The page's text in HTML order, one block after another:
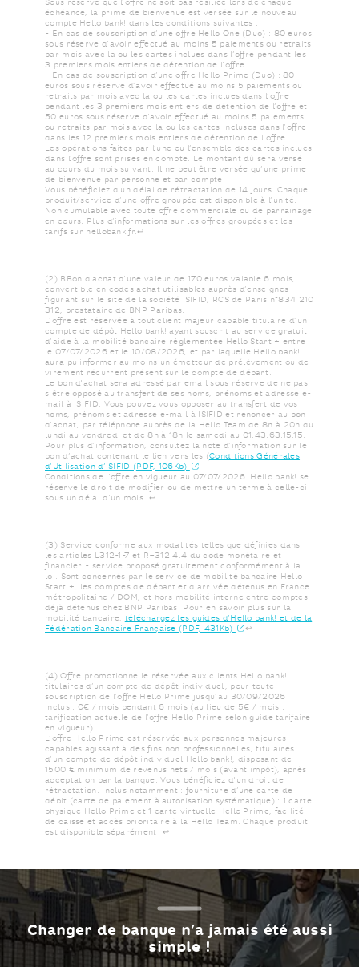
échéance, la prime de bienvenue est versée sur le nouveau
compte Hello bank! dans les conditions suivantes :​​
- En cas de souscription d’une offre Hello One (Duo) : 80 euros
sous réserve d’avoir effectué au moins 5 paiements ou retraits
par mois avec la ou les cartes inclues dans l’offre pendant les
3 premiers mois entiers de détention de l’offre​​
- En cas de souscription d’une offre Hello Prime (Duo) : 80
euros sous réserve d’avoir effectué au moins 5 paiements ou
retraits par mois avec la ou les cartes inclues dans l’offre
pendant les 3 premiers mois entiers de détention de l’offre et
50 euros sous réserve d’avoir effectué au moins 5 paiements
ou retraits par mois avec la ou les cartes incluses dans l’offre
dans les 12 premiers mois entiers de détention de l’offre.​​
Les opérations faites par l’une ou l’ensemble des cartes inclues
dans l’offre sont prises en compte. Le montant dû sera versé
au cours du mois suivant. Il ne peut être versée qu’une prime
de bienvenue par personne et par compte.​​
Vous bénéficiez d’un délai de rétractation de 14 jours. Chaque
produit/service d’une offre groupée est disponible à l’unité.
Non cumulable avec toute offre commerciale ou de parrainage
en cours. Plus d’informations sur les offres groupées et les
tarifs sur hellobank.fr​​.​​​​​​​​↩Retour au texte
(2) BBon d’achat d'une valeur de 170 euros valable 6 mois,
convertible en codes achat utilisables auprès d’enseignes
figurant sur le site de la société ISIFID, RCS de Paris n°834 210
312, prestataire de BNP Paribas. ​​
L’offre est réservée à tout client majeur capable titulaire d’un
compte de dépôt Hello bank! ayant souscrit au service gratuit
d’aide à la mobilité bancaire réglementée Hello Start + entre
le 07/07/2026 et le 10/08/2026, et par laquelle Hello bank!
aura pu informer au moins un émetteur de prélèvement ou de
virement récurrent présent sur le compte de départ.​​
Le bon d'achat sera adressé par email sous réserve de ne pas
s'être opposé au transfert de ses noms, prénoms et adresse e-
mail à ISIFID. Vous pouvez vous opposer au transfert de vos
noms, prénoms et adresse e-mail à ISIFID et renoncer au bon
d’achat, par téléphone auprès de la Hello Team de 8h à 20h du
lundi au vendredi et de 8h à 18h le samedi au 01.43.63.15.15. ​​
Pour plus d’information, consultez la note d’information sur le
bon d’achat contenant le lien vers les (​Conditions Générales
d’Utilisation d’ISIFID (PDF, 106Kb) nouvel onglet
Conditions de l’offre en vigueur au 07/07/2026. Hello bank! se
réserve le droit de modifier ou de mettre un terme à celle-ci
sous un délai d’un mois. ↩Retour au texte
(3) Service conforme aux modalités telles que définies dans
les articles L312-1-7 et R–312.4.4 du code monétaire et
financier - service proposé gratuitement conformément à la
loi. Sont concernés par le service de mobilité bancaire Hello
Start +, les comptes de départ et d'arrivée détenus en France
métropolitaine / DOM, et hors mobilité interne entre comptes
déjà détenus chez BNP Paribas. Pour en savoir plus sur la
mobilité bancaire, ​ téléchargez les guides d’Hello bank! et de la
Fédération Bancaire Française (PDF, 431Kb) nouvel onglet
↩Retour au texte
(4) Offre promotionnelle réservée aux clients Hello bank!
titulaires d’un compte de dépôt individuel, pour toute
souscription de l’offre Hello Prime jusqu’au 30/09/2026
inclus : 0€ / mois pendant 6 mois (au lieu de 5€ / mois :
tarification actuelle de l’offre Hello Prime selon guide tarifaire
en vigueur).
L’offre Hello Prime est réservée aux personnes majeures
capables agissant à des fins non professionnelles, titulaires
d’un compte de dépôt individuel Hello bank!, disposant de
1500 € minimum de revenus nets / mois (avant impôt), après
acceptation par la banque. Vous bénéficiez d'un droit de
rétractation. Inclus notamment : fourniture d’une carte de
débit (carte de paiement à autorisation systématique) : 1 carte
physique Hello Prime et 1 carte virtuelle Hello Prime, facilité
de caisse et accès prioritaire à la Hello Team. Chaque produit
est disponible séparément.↩Retour au texte
Changer de banque n’a jamais étéaussi
simple !